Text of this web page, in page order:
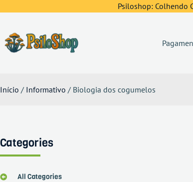
Psiloshop: Colhendo
Início / Informativo / Biologia dos cogumelos
Categories
All Categories